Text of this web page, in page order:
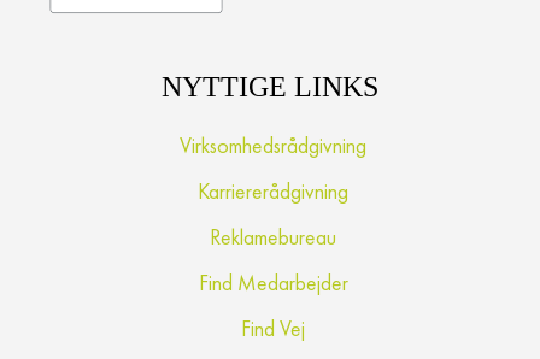
NYTTIGE LINKS
Virksomhedsrådgivning
Karriererådgivning
Reklamebureau
Find Medarbejder
Find Vej